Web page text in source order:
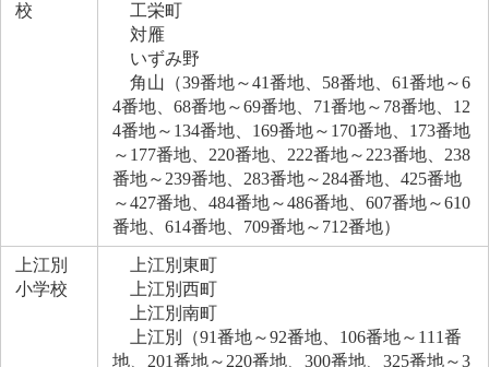
校
工栄町
対雁
いずみ野
角山（39番地～41番地、58番地、61番地～6
4番地、68番地～69番地、71番地～78番地、12
4番地～134番地、169番地～170番地、173番地
～177番地、220番地、222番地～223番地、238
番地～239番地、283番地～284番地、425番地
～427番地、484番地～486番地、607番地～610
番地、614番地、709番地～712番地）
上江別
小学校
上江別東町
上江別西町
上江別南町
上江別（91番地～92番地、106番地～111番
地、201番地～220番地、300番地、325番地～3